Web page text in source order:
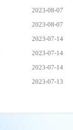
2023-08-07
2023-08-07
2023-07-14
2023-07-14
2023-07-14
2023-07-13